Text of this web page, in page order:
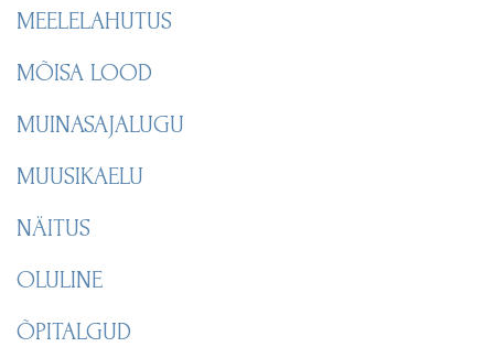
MEELELAHUTUS
MÕISA LOOD
MUINASAJALUGU
MUUSIKAELU
NÄITUS
OLULINE
ÕPITALGUD